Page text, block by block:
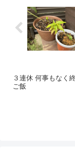
３連休 何事もなく
ご飯